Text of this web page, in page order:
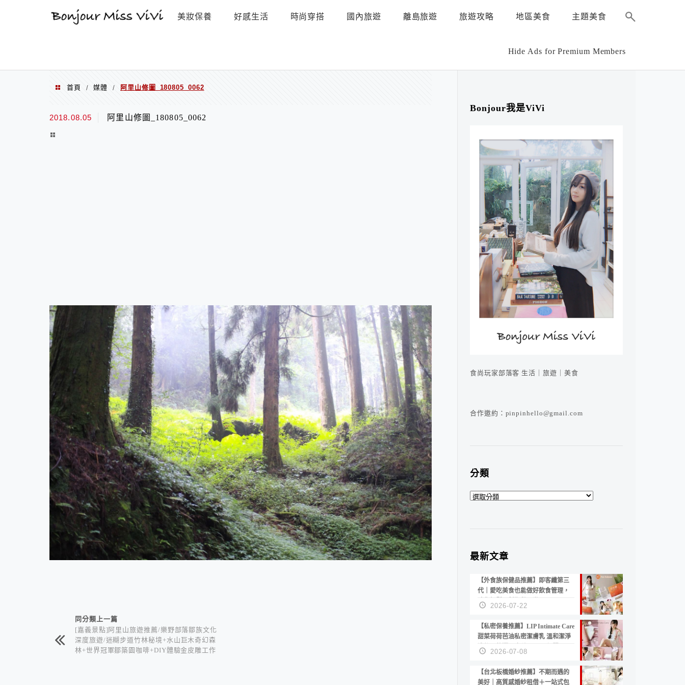
美妝保養 好感生活 時尚穿搭 國內旅遊 離島旅遊 旅遊攻略 地區美食 主題美食
Hide Ads for Premium Members
首頁 / 媒體 / 阿里山修圖_180805_0062
2018.08.05 阿里山修圖_180805_0062
相連文章同分類上一篇
[嘉義景點]阿里山旅遊推薦/樂野部落鄒族文化
深度旅遊/迷糊步道竹林秘境+水山巨木奇幻森
林+世界冠軍鄒築園咖啡+DIY體驗金皮雕工作
Bonjour我是ViVi
食尚玩家部落客 生活｜旅遊｜美食
合作邀約：pinpinhello@gmail.com
分類
分
最新文章
【外食族保健品推薦】即客纖第三
代｜愛吃美食也能做好飲食管理，
陪你輕鬆面對聚餐日常！
2026-07-22
【私密保養推薦】LIP Intimate Care
甜菜荷荷芭油私密潔膚乳 溫和潔淨
洗後不乾澀 不起泡反而更舒服！
2026-07-08
【台北板橋婚紗推薦】不期而遇的
美好｜高質感婚紗租借＋一站式包